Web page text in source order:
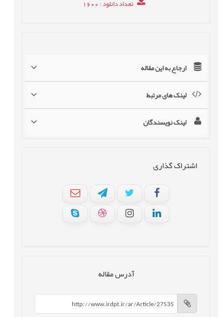
تعداد دانلود: 1600
ارجاع به این مقاله
لینک های مرتبط
لینک نویسندگان
اشتراک گذاری
آدرس مقاله